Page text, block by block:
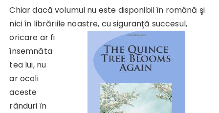
Chiar dacă volumul nu este disponibil în română şi
nici în librăriile noastre, cu siguranţă succesul,
oricare ar fi
însemnăta
tea lui, nu
ar ocoli
aceste
rânduri în